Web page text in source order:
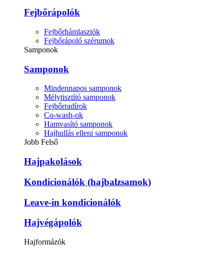
Fejbőrápolók
Fejbőrhámlasztók
Fejbőrápoló szérumok
Samponok
Samponok
Mindennapos samponok
Mélytisztító samponok
Fejbőrradírok
Co-wash-ok
Hamvasító samponok
Hajhullás elleni samponok
Jobb Felső
Hajpakolások
Kondicionálók (hajbalzsamok)
Leave-in kondicionálók
Hajvégápolók
Hajformázók